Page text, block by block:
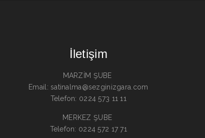
İletişim
MARZİM ŞUBE
Email: satinalma@sezginizgara.com
Telefon: 0224 573 11 11
MERKEZ ŞUBE
Telefon: 0224 572 17 71